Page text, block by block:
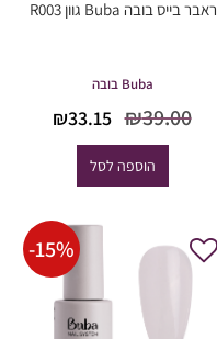
ראבר בייס בובה Buba גוון R003
Buba בובה
₪39.00
המחיר
המקורי
היה:
₪39.00.
₪33.15
הוספה לסל
-15%